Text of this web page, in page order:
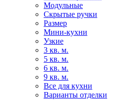
Модульные
Скрытые ручки
Размер
Мини-кухни
Узкие
3 кв. м.
5 кв. м.
6 кв. м.
9 кв. м.
Все для кухни
Варианты отделки